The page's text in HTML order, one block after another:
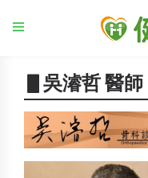
▋吳濬哲 醫師